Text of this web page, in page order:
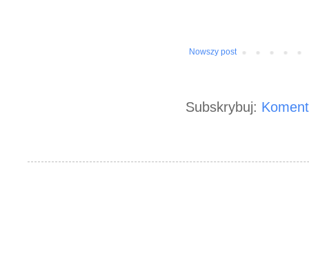
Nowszy post
Subskrybuj: